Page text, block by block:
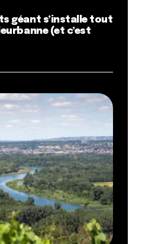
géant s’installe tout
(et c’est